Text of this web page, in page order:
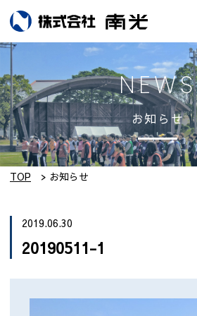
会社情報
南光のモノづくり
工場紹介
実績集
採用情報
NEWS
お知らせ
TOP お知らせ
2019.06.30
20190511-1